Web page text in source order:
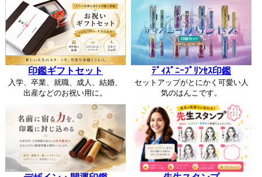
印鑑ギフトセット
入学、卒業、就職、成人、結婚、
出産などのお祝い用に。
ﾃﾞｨｽﾞﾆｰﾌﾟﾘﾝｾｽ印鑑
セットアップがとにかく可愛い人
気のはんこです。